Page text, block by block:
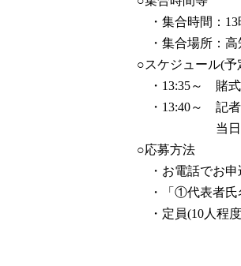
・集合時間：13
・集合場所：高
○スケジュール(予
・13:35～ 賭式、
・13:40～ 記者に
当日の「モ
○応募方法
・お電話でお申
・「①代表者氏名
・定員(10人程度)